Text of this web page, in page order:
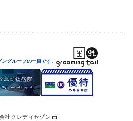
ングループの一員です。
社クレディセゾン